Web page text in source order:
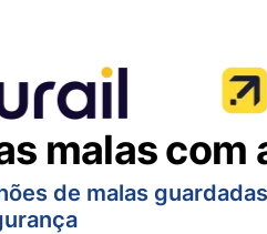
malas com
de malas